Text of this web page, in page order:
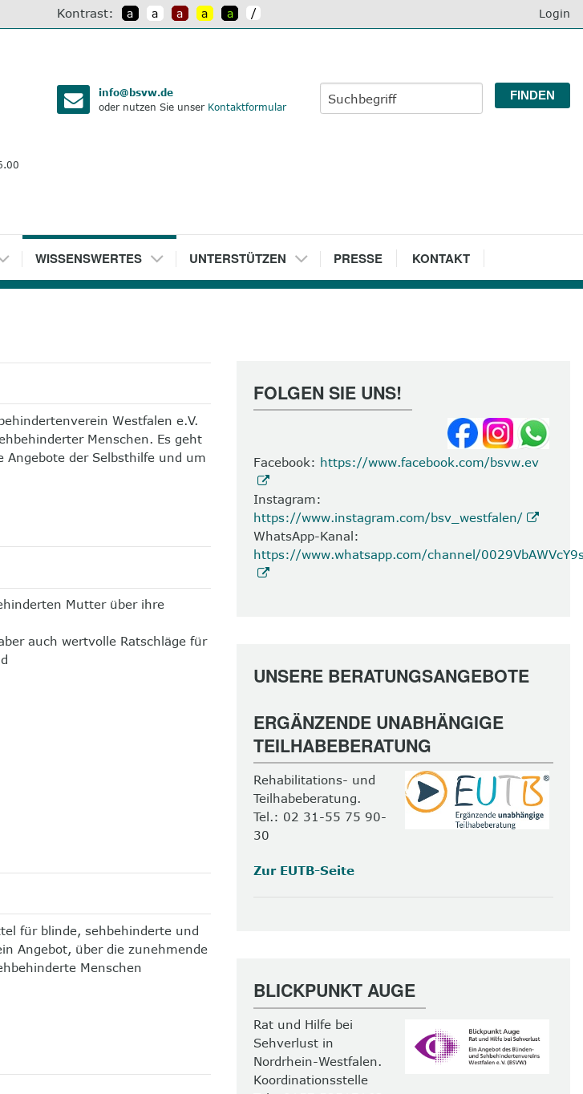
Kontrast: a a a a a / Login
info@bsvw.de
oder nutzen Sie unser Kontaktformular
5
WISSENSWERTES 6
UNTERSTÜTZEN 7
PRESSE 8
KONTAKT
Westfalen e.V.
Menschen. Es geht
der Selbsthilfe und um
Mutter über ihre
auch wertvolle Ratschläge für
für blinde, sehbehinderte und
Angebot, über die zunehmende
Menschen
FOLGEN SIE UNS!
Facebook: https://www.facebook.com/bsvw.ev
Instagram:
https://www.instagram.com/bsv_westfalen/
WhatsApp-Kanal:
https://www.whatsapp.com/channel/
UNSERE BERATUNGSANGEBOTE
ERGÄNZENDE UNABHÄNGIGE
TEILHABEBERATUNG
Rehabilitations- und
Teilhabeberatung.
Tel.: 02 31-55 75 90-
30
Zur EUTB-Seite
BLICKPUNKT AUGE
Rat und Hilfe bei
Sehverlust in
Nordrhein-Westfalen.
Koordinationsstelle